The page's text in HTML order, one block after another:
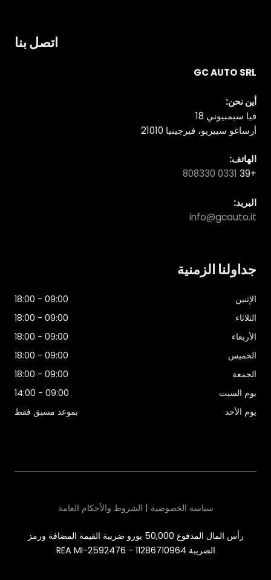
اتصل بنا
GC AUTO SRL
أين نحن:
فيا سيمبيوني 18
أرساغو سيبريو، فيرجينيا 21010
الهاتف:
+39
0331 808330
البريد:
info@gcauto.it
جداولنا الزمنية
الإثنين
09:00 - 18:00
الثلاثاء
09:00 - 18:00
الأربعاء
09:00 - 18:00
الخميس
09:00 - 18:00
الجمعة
09:00 - 18:00
يوم السبت
09:00 - 14:00
يوم الأحد
بموعد مسبق فقط
رأس المال المدفوع 50,000 يورو ضريبة القيمة المضافة ورمز
الضريبة 11286710964 - REA MI-2592476
سياسة الخصوصية | الشروط والأحكام العامة